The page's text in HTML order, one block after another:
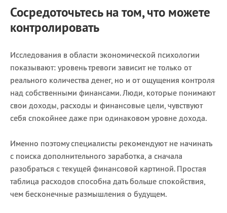
Сосредоточьтесь на том, что можете
контролировать
Исследования в области экономической психологии
показывают: уровень тревоги зависит не только от
реального количества денег, но и от ощущения контроля
над собственными финансами. Люди, которые понимают
свои доходы, расходы и финансовые цели, чувствуют
себя спокойнее даже при одинаковом уровне дохода.
Именно поэтому специалисты рекомендуют не начинать
с поиска дополнительного заработка, а сначала
разобраться с текущей финансовой картиной. Простая
таблица расходов способна дать больше спокойствия,
чем бесконечные размышления о будущем.